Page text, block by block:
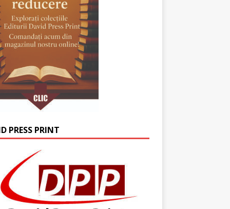
PRESS PRINT